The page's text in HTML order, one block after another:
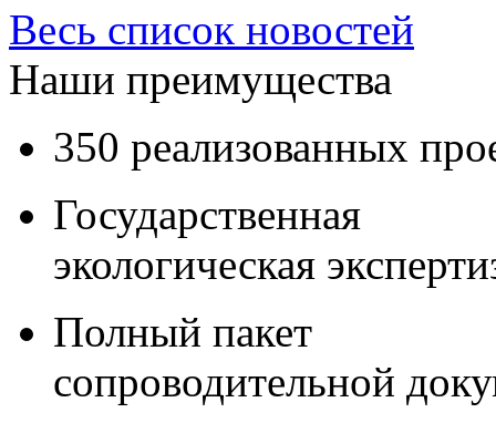
Весь список новостей
Наши преимущества
350 реализованных
Государственная
экологическая
Полный пакет
сопроводительной